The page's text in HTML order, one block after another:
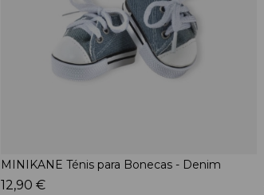
MINIKANE Ténis para Bonecas - Denim
12,90 €